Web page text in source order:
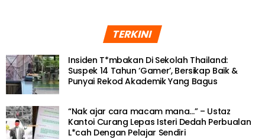
TERKINI
Insiden T*mbakan Di Sekolah Thailand:
Suspek 14 Tahun ‘Gamer’, Bersikap Baik &
Punyai Rekod Akademik Yang Bagus
“Nak ajar cara macam mana…” – Ustaz
Kantoi Curang Lepas Isteri Dedah Perbualan
L*cah Dengan Pelajar Sendiri